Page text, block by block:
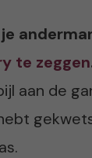
te zeggen
aan de